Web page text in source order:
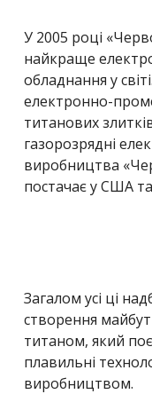
У 2005 році
найкраще
обладнання у
електронно-
титанових
газорозрядні
виробництва
постачає у США
Загалом усі ці
створення
титаном, який
плавильні
виробництвом.